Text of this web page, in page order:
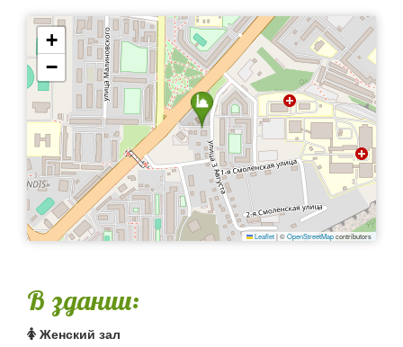
+
−
Leaflet|©OpenStreetMapcontributors
В здании:
Женский зал